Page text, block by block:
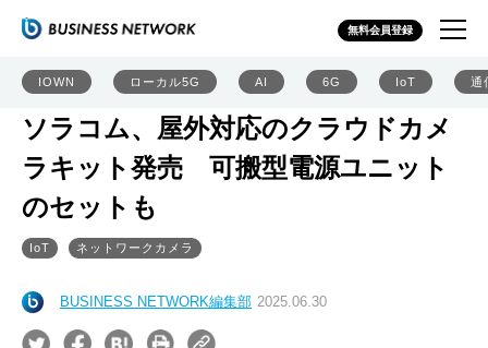
無料会員登録
IOWN ローカル5G AI 6G IoT 通
ソラコム、屋外対応のクラウドカメ
ラキット発売 可搬型電源ユニット
のセットも
IoT ネットワークカメラ
BUSINESS NETWORK編集部 2025.06.30